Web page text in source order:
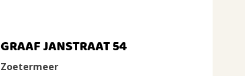
GRAAF JANSTRAAT 54
Zoetermeer